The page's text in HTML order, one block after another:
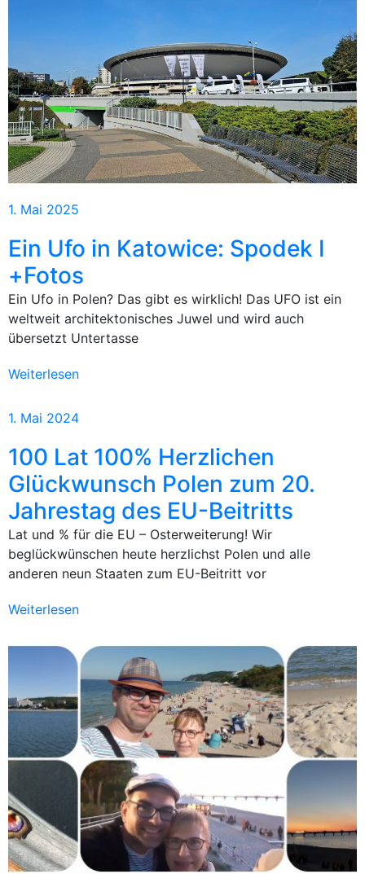
1. Mai 2025
Ein Ufo in Katowice: Spodek I
+Fotos
Ein Ufo in Polen? Das gibt es wirklich! Das UFO ist ein
weltweit architektonisches Juwel und wird auch
übersetzt Untertasse
Weiterlesen
1. Mai 2024
100 Lat 100% Herzlichen
Glückwunsch Polen zum 20.
Jahrestag des EU-Beitritts
Lat und % für die EU – Osterweiterung! Wir
beglückwünschen heute herzlichst Polen und alle
anderen neun Staaten zum EU-Beitritt vor
Weiterlesen